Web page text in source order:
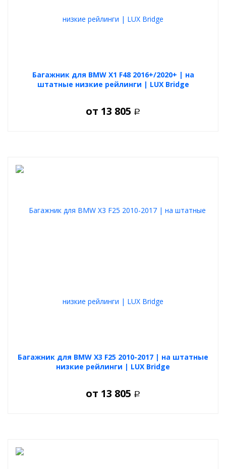
Багажник для BMW X1 F48 2016+/2020+ | на
штатные низкие рейлинги | LUX Bridge
от 13 805 Р
Багажник для BMW X3 F25 2010-2017 | на штатные
низкие рейлинги | LUX Bridge
от 13 805 Р